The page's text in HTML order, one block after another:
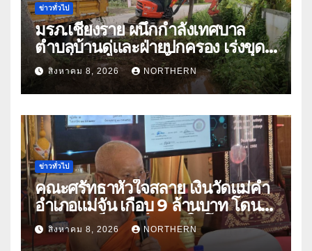
ข่าวทั่วไป
มรภ.เชียงราย ผนึกกำลังเทศบาล
ตำบลบ้านดู่และฝ่ายปกครอง เร่งขุด
ลอกสิ่งกีดขวางทางน้ำ ป้องกันและลด
ปัญหาน้ำท่วม
สิงหาคม 8, 2026 NORTHERN
ข่าวทั่วไป
คณะศรัทธาหัวใจสลาย เงินวัดแม่คำ
อำเภอแม่จัน เกือบ 9 ล้านบาท โดน
แก๊งคอลเซ็นเตอร์หลอกให้โอนข้าม
ปีกว่า 66 บัญชี
สิงหาคม 8, 2026 NORTHERN